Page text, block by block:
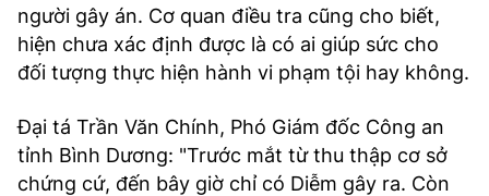
người gây án. Cơ quan điều tra cũng cho biết,
hiện chưa xác định được là có ai giúp sức cho
đối tượng thực hiện hành vi phạm tội hay không.
Đại tá Trần Văn Chính, Phó Giám đốc Công an
tỉnh Bình Dương: "Trước mắt từ thu thập cơ sở
chứng cứ, đến bây giờ chỉ có Diễm gây ra. Còn